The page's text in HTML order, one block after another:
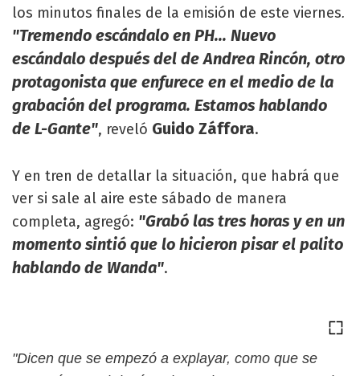
los minutos finales de la emisión de este viernes.
"Tremendo escándalo en PH... Nuevo
escándalo después del de Andrea Rincón, otro
protagonista que enfurece en el medio de la
grabación del programa. Estamos hablando
de L-Gante", reveló Guido Záffora.
Y en tren de detallar la situación, que habrá que
ver si sale al aire este sábado de manera
completa, agregó: "Grabó las tres horas y en un
momento sintió que lo hicieron pisar el palito
hablando de Wanda".
"Dicen que se empezó a explayar, como que se